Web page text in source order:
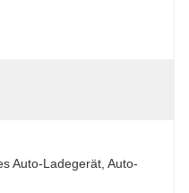
Auto-Ladegerät, Auto-